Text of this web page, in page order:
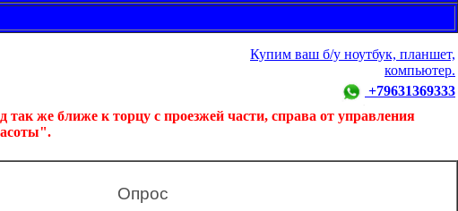
Купим ваш б/у ноутбук, планшет,
компьютер.
+79631369333
же ближе к торцу с проезжей части, справа от управления
Опрос